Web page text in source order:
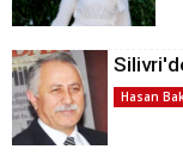
Hasan